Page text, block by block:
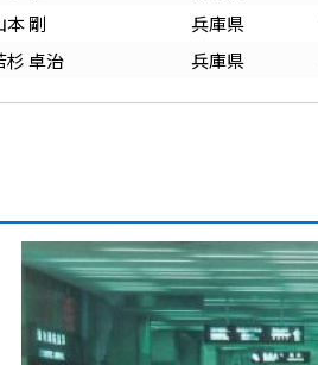
本 剛
兵庫県
杉 卓治
兵庫県